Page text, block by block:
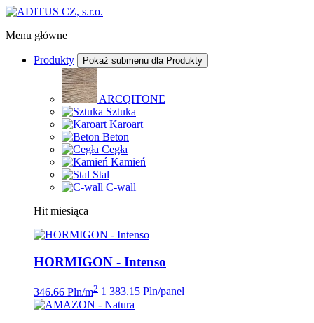
Menu główne
Produkty Pokaż submenu dla Produkty
ARCQITONE
Sztuka
Karoart
Beton
Cegła
Kamień
Stal
C-wall
Hit miesiąca
HORMIGON - Intenso
346.66 Pln/m2 1 383.15 Pln/panel